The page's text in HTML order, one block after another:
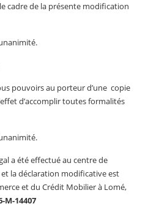
cadre de la présente modification
pouvoirs au porteur d’une copie
d’accomplir toutes formalités
a été effectué au centre de
et la déclaration modificative est
et du Crédit Mobilier à Lomé,
M-14407